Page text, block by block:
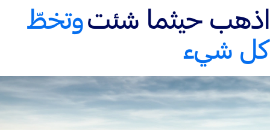
اذهب حيثما شئتوتخطّ
كل شيء